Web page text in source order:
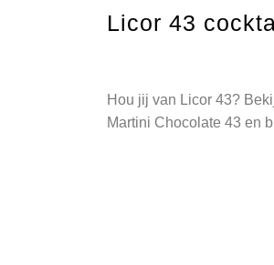
Licor 43
Hou jij van Licor 43?
Martini Chocolate 43 en